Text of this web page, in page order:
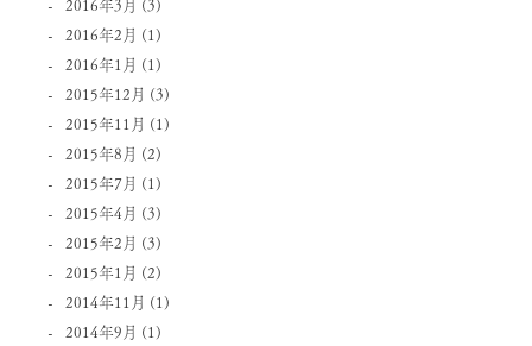
2016年2月 (1)
2016年1月 (1)
2015年12月 (3)
2015年11月 (1)
2015年8月 (2)
2015年7月 (1)
2015年4月 (3)
2015年2月 (3)
2015年1月 (2)
2014年11月 (1)
2014年9月 (1)